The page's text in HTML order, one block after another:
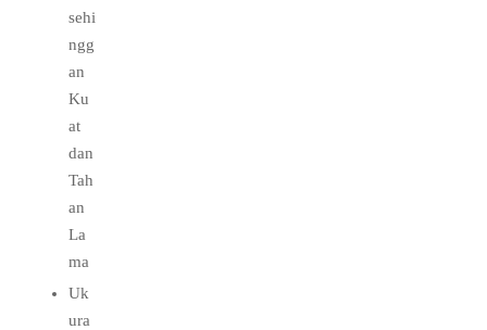
sehi
ngg
an
Ku
at
dan
Tah
an
La
ma
Uk
ura